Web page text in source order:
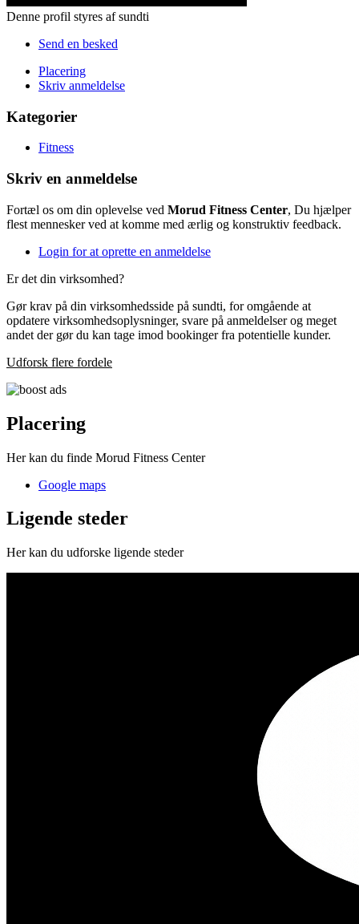
Denne profil styres af sundti
Send en besked
Placering
Skriv anmeldelse
Kategorier
Fitness
Skriv en anmeldelse
Fortæl os om din oplevelse ved Morud Fitness Center, Du hjælper
flest mennesker ved at komme med ærlig og konstruktiv feedback.
Login for at oprette en anmeldelse
Er det din virksomhed?
Gør krav på din virksomhedsside på sundti, for omgående at
opdatere virksomhedsoplysninger, svare på anmeldelser og meget
andet der gør du kan tage imod bookinger fra potentielle kunder.
Udforsk flere fordele
Placering
Her kan du finde Morud Fitness Center
Google maps
Ligende steder
Her kan du udforske ligende steder